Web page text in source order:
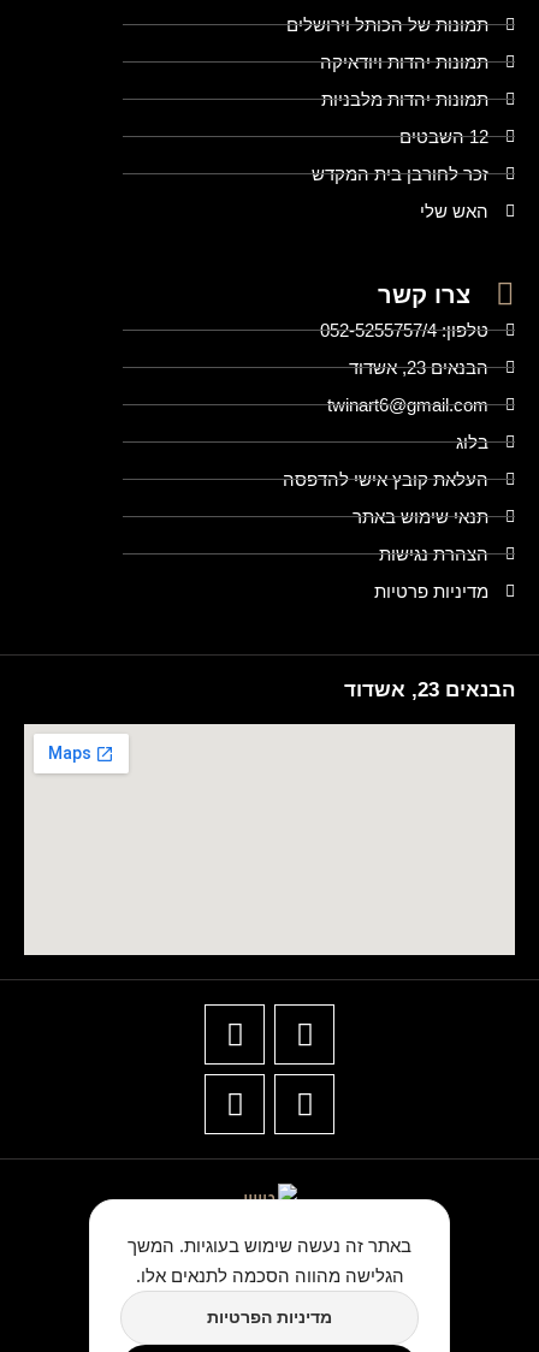
תמונות של הכותל וירושלים
תמונות יהדות ויודאיקה
תמונות יהדות מלבניות
12 השבטים
זכר לחורבן בית המקדש
האש שלי
צרו קשר
טלפון: 052-5255757/4
הבנאים 23, אשדוד
twinart6@gmail.com
בלוג
העלאת קובץ אישי להדפסה
תנאי שימוש באתר
הצהרת נגישות
מדיניות פרטיות
הבנאים 23, אשדוד
★★★★★
כתבו לנו ביקורת בגוגל
באתר זה נעשה שימוש בעוגיות. המשך
הגלישה מהווה הסכמה לתנאים אלו.
מדיניות הפרטיות